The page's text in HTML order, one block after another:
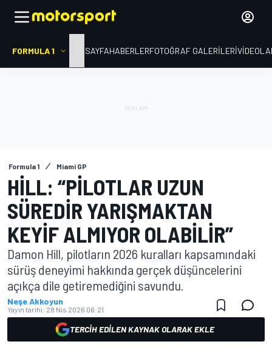
FORMULA 1 ANA SAYFAHABERLERFOTOĞRAF GALERILERI
Formula 1 Miami GP
HILL: “PILOTLAR UZUN
SÜREDIR YARIŞMAKTAN
KEYIF ALMIYOR OLABILIR”
Damon Hill, pilotların 2026 kuralları kapsamındaki
sürüş deneyimi hakkında gerçek düşüncelerini
açıkça dile getiremediğini savundu.
Neşe Akkoyun
Yayın tarihi: 28 Nis 2026 06:21
TERCIH EDILEN KAYNAK OLARAK EKLE